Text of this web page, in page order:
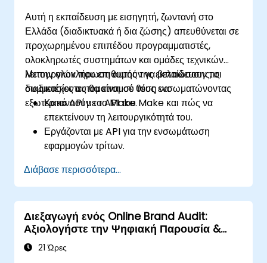
Αυτή η εκπαίδευση με εισηγητή, ζωντανή στο
Ελλάδα (διαδικτυακά ή δια ζώσης) απευθύνεται σε
προχωρημένου επιπέδου προγραμματιστές,
ολοκληρωτές συστημάτων και ομάδες τεχνικών
λειτουργιών που επιθυμούν να βελτιώσουν τις
διαδικασίες αυτοματισμού τους ενσωματώνοντας
εξωτερικά API με το Make.
Με την ολοκλήρωση αυτής της εκπαίδευσης, οι
συμμετέχοντες θα είναι σε θέση να:
Κατανοούν το API του Make και πώς να
επεκτείνουν τη λειτουργικότητά του.
Εργάζονται με API για την ενσωμάτωση
εφαρμογών τρίτων.
για μη υποστηριζόμενες εφαρμογές.
Χρησιμοποιούν προηγμένες τεχνικές
αυτοματισμού με το Make και τα API.
Διάβασε περισσότερα...
Διεξαγωγή ενός Online Brand Audit:
Αξιολογήστε την Ψηφιακή Παρουσία &
Τοποθέτηση του Brand σας για να
Σχεδιάσετε Ισχυρές Στρατηγικές Brand
21 Ώρες